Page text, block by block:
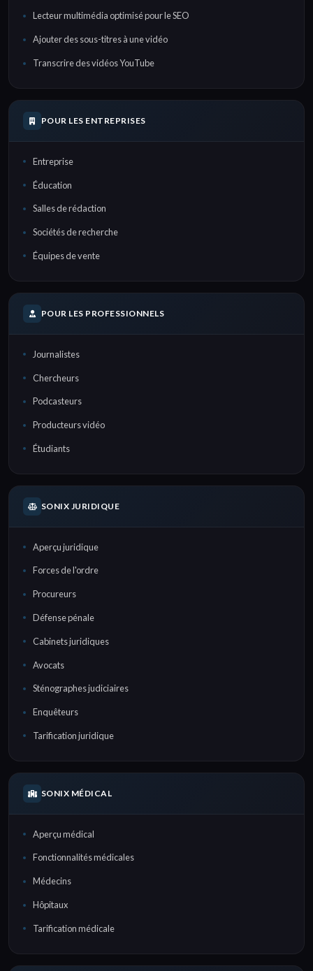
Lecteur multimédia optimisé pour le SEO
Ajouter des sous-titres à une vidéo
Transcrire des vidéos YouTube
POUR LES ENTREPRISES
Entreprise
Éducation
Salles de rédaction
Sociétés de recherche
Équipes de vente
POUR LES PROFESSIONNELS
Journalistes
Chercheurs
Podcasteurs
Producteurs vidéo
Étudiants
SONIX JURIDIQUE
Aperçu juridique
Forces de l'ordre
Procureurs
Défense pénale
Cabinets juridiques
Avocats
Sténographes judiciaires
Enquêteurs
Tarification juridique
SONIX MÉDICAL
Aperçu médical
Fonctionnalités médicales
Médecins
Hôpitaux
Tarification médicale